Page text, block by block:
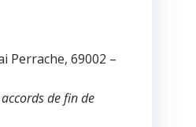
Perrache, 69002 –
accords de fin de